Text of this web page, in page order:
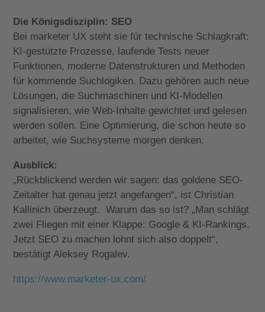
Die Königsdisziplin: SEO
Bei marketer UX steht sie für technische Schlagkraft:
KI-gestützte Prozesse, laufende Tests neuer
Funktionen, moderne Datenstrukturen und Methoden
für kommende Suchlogiken. Dazu gehören auch neue
Lösungen, die Suchmaschinen und KI-Modellen
signalisieren, wie Web-Inhalte gewichtet und gelesen
werden sollen. Eine Optimierung, die schon heute so
arbeitet, wie Suchsysteme morgen denken.
Ausblick:
„Rückblickend werden wir sagen: das goldene SEO-
Zeitalter hat genau jetzt angefangen“, ist Christian
Kallinich überzeugt.
Warum das so ist? „Man schlägt
zwei Fliegen mit einer Klappe: Google & KI-Rankings.
Jetzt SEO zu machen lohnt sich also doppelt“,
bestätigt Aleksey Rogalev.
https://www.marketer-ux.com/